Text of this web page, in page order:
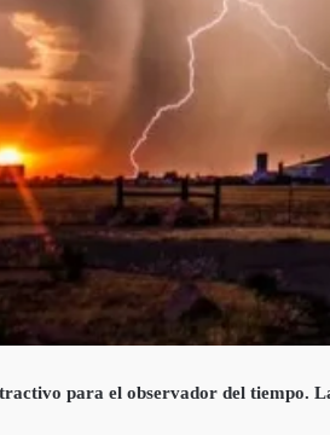
para el observador del tiempo.